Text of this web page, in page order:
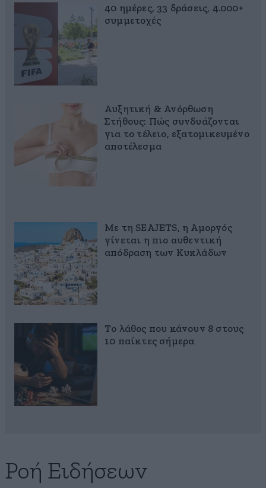
40 ημέρες, 33 δράσεις, 4.000+
συμμετοχές
Αυξητική & Ανόρθωση
Στήθους: Πώς συνδυάζονται
για το τέλειο, εξατομικευμένο
αποτέλεσμα
Με τη SEAJETS, η Αμοργός
γίνεται η πιο αυθεντική
απόδραση των Κυκλάδων
Το λάθος που κάνουν 8 στους
10 παίκτες σήμερα
Ροή Ειδήσεων